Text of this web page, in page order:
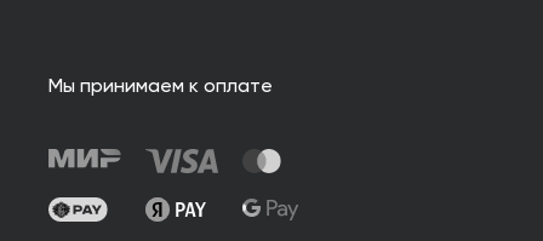
Мы принимаем к оплате